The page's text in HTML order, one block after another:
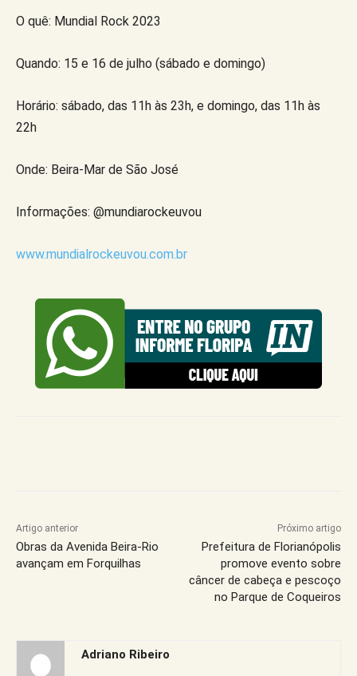
O quê: Mundial Rock 2023
Quando: 15 e 16 de julho (sábado e domingo)
Horário: sábado, das 11h às 23h, e domingo, das 11h às
22h
Onde: Beira-Mar de São José
Informações: @mundiarockeuvou
www.mundialrockeuvou.com.br
Artigo anterior
Obras da Avenida Beira-Rio
avançam em Forquilhas
Próximo artigo
Prefeitura de Florianópolis
promove evento sobre
câncer de cabeça e pescoço
no Parque de Coqueiros
Adriano Ribeiro